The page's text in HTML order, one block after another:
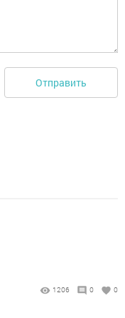
Отправить
1206 0 0